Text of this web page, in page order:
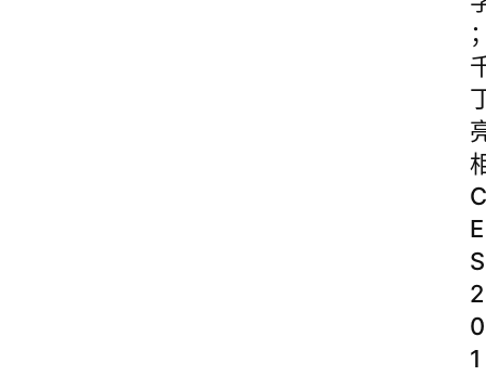
C
E
S
2
0
1